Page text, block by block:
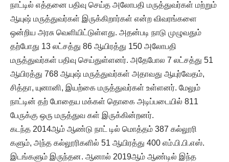
நாட்டில் எத்தனை பதிவு செய்த அலோபதி மருத்துவர்கள் மற்றும்
ஆயுஷ் மருத்துவர்கள் இருக்கிறார்கள் என்ற விவரங்களை
ஒன்றிய அரசு வெளியிட்டுள்ளது. அதன்படி நாடு முழுவதும்
தற்போது 13 லட்சத்து 86 ஆயிரத்து 150 அலோபதி
மருத்துவர்கள் பதிவு செய்துள்ளனர். அதேபோல 7 லட்சத்து 51
ஆயிரத்து 768 ஆயுஷ் மருத்துவர்கள் அதாவது ஆயுர்வேதம்,
சித்தா, யுனானி, இயற்கை மருத்துவர்கள் உள்ளனர். மேலும்
நாட்டின் தற் போதைய மக்கள் தொகை அடிப்படையில் 811
பேருக்கு ஒரு மருத்துவ கள் இருக்கின்றனர்.
கடந்த 2014ஆம் ஆண்டு நாட் டில் மொத்தம் 387 கல்லூரி
களும், அந்த கல்லூரிகளில் 51 ஆயிரத்து 400 எம்.பி.பி.எஸ்.
இடங்களும் இருந்தன. ஆனால் 2019ஆம் ஆண்டில் இந்த